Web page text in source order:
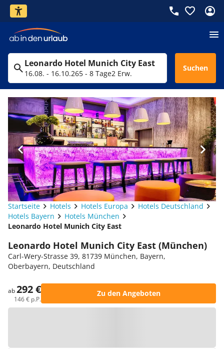
Leonardo Hotel Munich City East
16.08. - 16.10.265 - 8 Tage2 Erw.
Suchen
Startseite Hotels Hotels Europa
Hotels Deutschland
Hotels Bayern
Hotels München
Leonardo Hotel Munich City East
Leonardo Hotel Munich City East (München)
Carl-Wery-Strasse 39, 81739 München, Bayern,
Oberbayern, Deutschland
ab292 €
146 € p.P.
Zu den Angeboten